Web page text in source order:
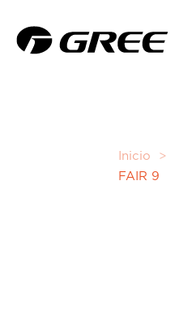
Inicio >
FAIR 9